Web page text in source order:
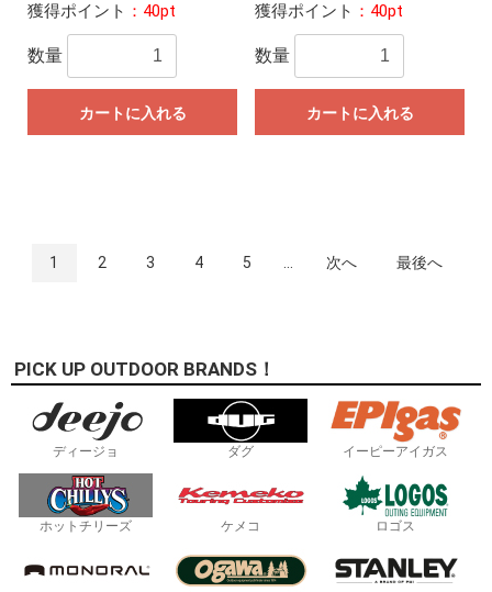
獲得ポイント ：40pt
数量
カートに入れる
獲得ポイント ：40pt
数量
カートに入れる
1 2 3 4 5 次へ 最後へ
PICK UP OUTDOOR BRANDS！
ディージョ ダグ イーピーアイガス
ホットチリーズ ケメコ ロゴス